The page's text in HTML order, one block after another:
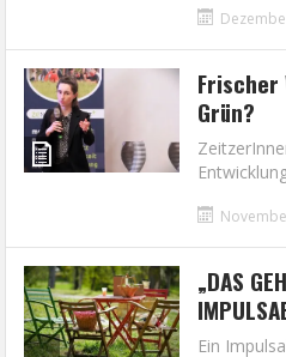
Grün?
„DAS
Ein